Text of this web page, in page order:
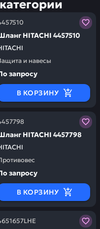
получаете гарантию
HITACHI 4457510
и навесы
запчасти у
запросу
В КОРЗИНУ
получаете гарантию
HITACHI 4457798
запчасти у
запросу
В КОРЗИНУ
получаете гарантию
запчасти у